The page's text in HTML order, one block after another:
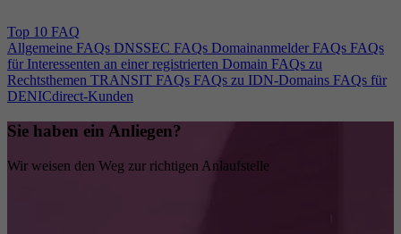
Top 10 FAQ
Allgemeine FAQs DNSSEC FAQs Domainanmelder FAQs FAQs
für Interessenten an einer registrierten Domain FAQs zu
Rechtsthemen TRANSIT FAQs FAQs zu IDN-Domains FAQs für
DENICdirect-Kunden
Sie haben ein Anliegen?
Wir weisen den Weg zur richtigen Anlaufstelle